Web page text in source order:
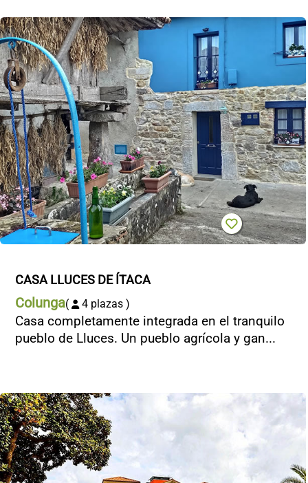
CASA LLUCES DE ÍTACA
Colunga( 4 plazas )
Casa completamente integrada en el tranquilo
pueblo de Lluces. Un pueblo agrícola y gan...